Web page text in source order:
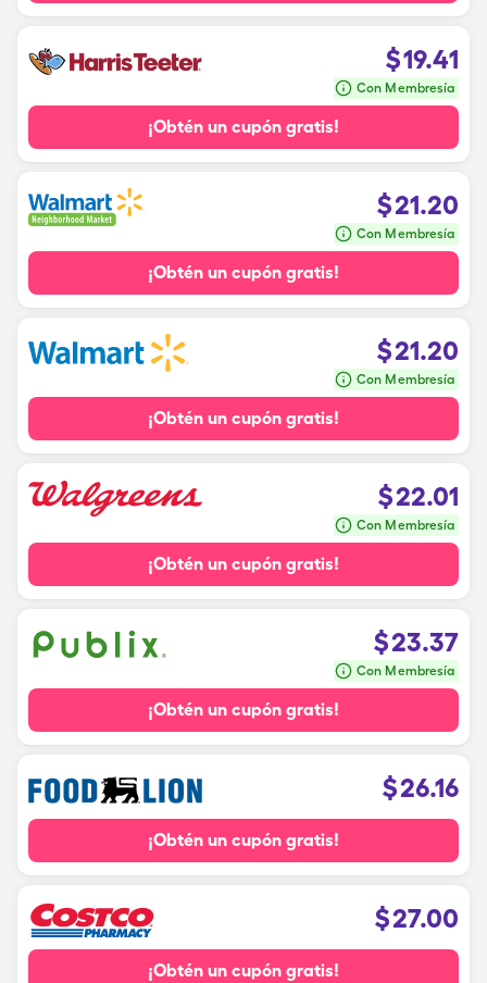
$19.41
Con Membresía
¡Obtén un cupón gratis!
$21.20
Con Membresía
¡Obtén un cupón gratis!
$21.20
Con Membresía
¡Obtén un cupón gratis!
$22.01
Con Membresía
¡Obtén un cupón gratis!
$23.37
Con Membresía
¡Obtén un cupón gratis!
$26.16
¡Obtén un cupón gratis!
$27.00
¡Obtén un cupón gratis!